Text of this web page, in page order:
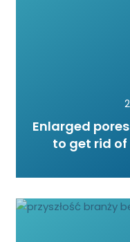
Enlarged
to get rid